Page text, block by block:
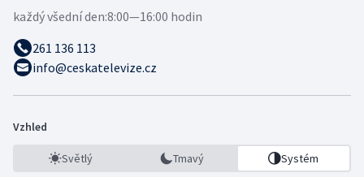
každý všední den:8:00—16:00 hodin
261 136 113
info@ceskatelevize.cz
Vzhled
Světlý Tmavý Systém